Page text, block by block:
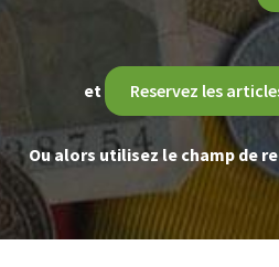
et Reservez les
Ou alors utilisez le champ de